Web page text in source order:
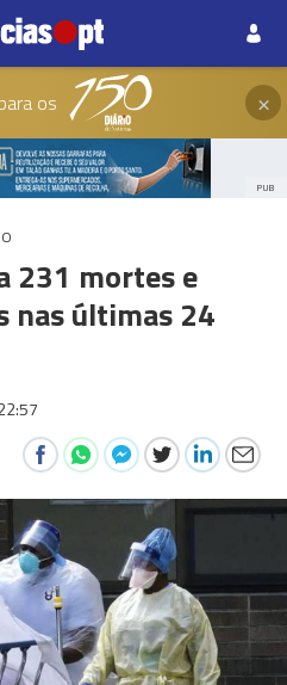
para os ×
PUB
231 mortes e
nas últimas 24